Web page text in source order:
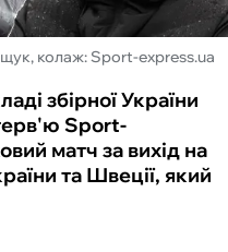
колаж: Sport-express.ua
збірної України
Sport-
матч за вихід на
та Швеції, який